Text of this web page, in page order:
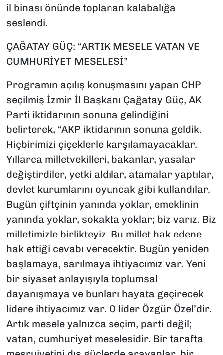
il binası önünde toplanan kalabalığa
seslendi.
ÇAĞATAY GÜÇ: “ARTIK MESELE VATAN VE
CUMHURİYET MESELESİ”
Programın açılış konuşmasını yapan CHP
seçilmiş İzmir İl Başkanı Çağatay Güç, AK
Parti iktidarının sonuna gelindiğini
belirterek, “AKP iktidarının sonuna geldik.
Hiçbirimizi çiçeklerle karşılamayacaklar.
Yıllarca milletvekilleri, bakanlar, yasalar
değiştirdiler, yetki aldılar, atamalar yaptılar,
devlet kurumlarını oyuncak gibi kullandılar.
Bugün çiftçinin yanında yoklar, emeklinin
yanında yoklar, sokakta yoklar; biz varız. Biz
milletimizle birlikteyiz. Bu millet hak edene
hak ettiği cevabı verecektir. Bugün yeniden
başlamaya, sarılmaya ihtiyacımız var. Yeni
bir siyaset anlayışıyla toplumsal
dayanışmaya ve bunları hayata geçirecek
lidere ihtiyacımız var. O lider Özgür Özel’dir.
Artık mesele yalnızca seçim, parti değil;
vatan, cumhuriyet meselesidir. Bir tarafta